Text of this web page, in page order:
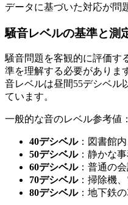
データに基づいた対応が問
騒音レベルの基準と測
騒音問題を客観的に評価す
準を理解する必要がありま
音レベルは昼間55デシベル
ています。
一般的な音のレベル参考値：
40デシベル：図書館
50デシベル：静かな
60デシベル：普通の
70デシベル：掃除機
80デシベル：地下鉄